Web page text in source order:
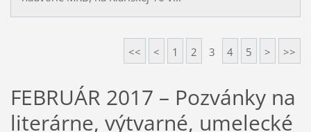
<< < 1 2 3 4 5 > >>
FEBRUÁR 2017 – Pozvánky na
literárne, výtvarné, umelecké